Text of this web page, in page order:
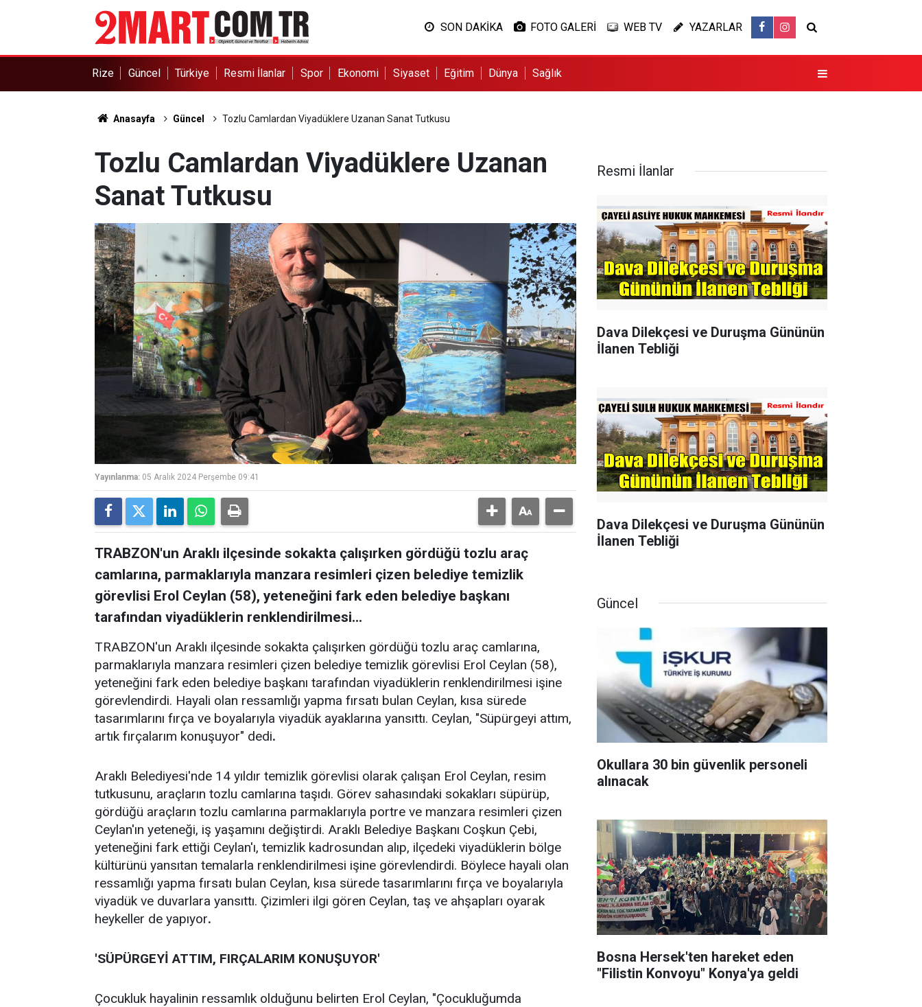
SON DAKİKA FOTO GALERİ WEB TV YAZARLAR
Rize Güncel Türkiye Resmi İlanlar Spor Ekonomi Siyaset Eğitim Dünya Sağlık
Anasayfa Güncel Tozlu Camlardan Viyadüklere Uzanan Sanat Tutkusu
Tozlu Camlardan Viyadüklere Uzanan
Sanat Tutkusu
Yayınlanma: 05 Aralık 2024 Perşembe 09:41
TRABZON'un Araklı ilçesinde sokakta çalışırken gördüğü tozlu araç
camlarına, parmaklarıyla manzara resimleri çizen belediye temizlik
görevlisi Erol Ceylan (58), yeteneğini fark eden belediye başkanı
tarafından viyadüklerin renklendirilmesi...
TRABZON'un Araklı ilçesinde sokakta çalışırken gördüğü tozlu araç camlarına,
parmaklarıyla manzara resimleri çizen belediye temizlik görevlisi Erol Ceylan (58),
yeteneğini fark eden belediye başkanı tarafından viyadüklerin renklendirilmesi işine
görevlendirdi. Hayali olan ressamlığı yapma fırsatı bulan Ceylan, kısa sürede
tasarımlarını fırça ve boyalarıyla viyadük ayaklarına yansıttı. Ceylan, "Süpürgeyi attım,
artık fırçalarım konuşuyor" dedi.
Araklı Belediyesi'nde 14 yıldır temizlik görevlisi olarak çalışan Erol Ceylan, resim
tutkusunu, araçların tozlu camlarına taşıdı. Görev sahasındaki sokakları süpürüp,
gördüğü araçların tozlu camlarına parmaklarıyla portre ve manzara resimleri çizen
Ceylan'ın yeteneği, iş yaşamını değiştirdi. Araklı Belediye Başkanı Coşkun Çebi,
yeteneğini fark ettiği Ceylan'ı, temizlik kadrosundan alıp, ilçedeki viyadüklerin bölge
kültürünü yansıtan temalarla renklendirilmesi işine görevlendirdi. Böylece hayali olan
ressamlığı yapma fırsatı bulan Ceylan, kısa sürede tasarımlarını fırça ve boyalarıyla
viyadük ve duvarlara yansıttı. Çizimleri ilgi gören Ceylan, taş ve ahşapları oyarak
heykeller de yapıyor.
'SÜPÜRGEYİ ATTIM, FIRÇALARIM KONUŞUYOR'
Çocukluk hayalinin ressamlık olduğunu belirten Erol Ceylan, "Çocukluğumda
Resmi İlanlar
Dava Dilekçesi ve Duruşma Gününün
İlanen Tebliği
Dava Dilekçesi ve Duruşma Gününün
İlanen Tebliği
Güncel
Okullara 30 bin güvenlik personeli
alınacak
Bosna Hersek'ten hareket eden
"Filistin Konvoyu" Konya'ya geldi